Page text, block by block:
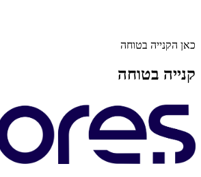
כאן הקנייה בטוחה
קנייה בטוחה